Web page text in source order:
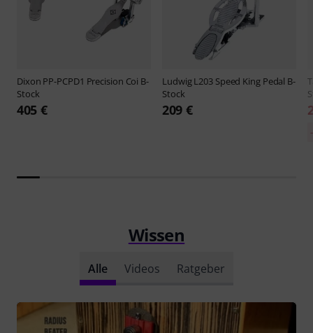
Dixon PP-PCPD1 Precision Coi B-
Stock
405 €
LudwigL203 Speed King Pedal B-
Stock
209 €
Wissen
Alle Videos Ratgeber